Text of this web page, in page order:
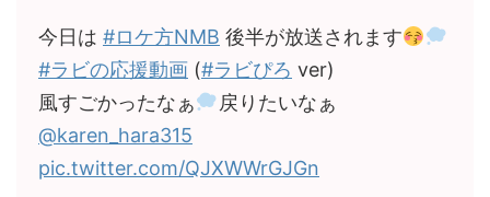
今日は #ロケ方NMB 後半が放送されます
#ラビの応援動画 (#ラビぴろ ver)
風すごかったなぁ
戻りたいなぁ
@karen_hara315
pic.twitter.com/QJXWWrGJGn